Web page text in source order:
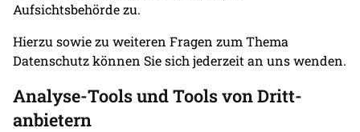
Aufsichtsbehörde zu.
Hierzu sowie zu weiteren Fragen zum Thema
Datenschutz können Sie sich jederzeit an uns wenden.
Analyse-Tools und Tools von Dritt­
anbietern